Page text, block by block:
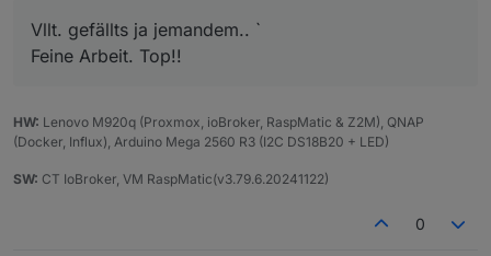
Vllt. gefällts ja jemandem.. `
Feine Arbeit. Top!!
HW: Lenovo M920q (Proxmox, ioBroker, RaspMatic & Z2M), QNAP
(Docker, Influx), Arduino Mega 2560 R3 (I2C DS18B20 + LED)
SW: CT IoBroker, VM RaspMatic(v3.79.6.20241122)
0